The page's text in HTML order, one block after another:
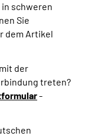
schweren
Sie
dem Artikel
der
treten?
-